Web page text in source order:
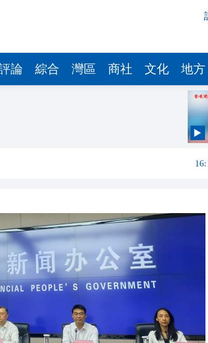
論 綜合 灣區 商社 文化 地方
：皖港優勢互補 推動科創合作
量 打造數智女性成長新平台
已簽買賣合約